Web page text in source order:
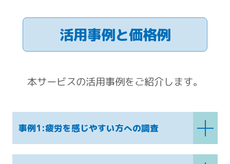
活用事例と価格例
本サービスの活用事例をご紹介します。
事例1:疲労を感じやすい方への調査